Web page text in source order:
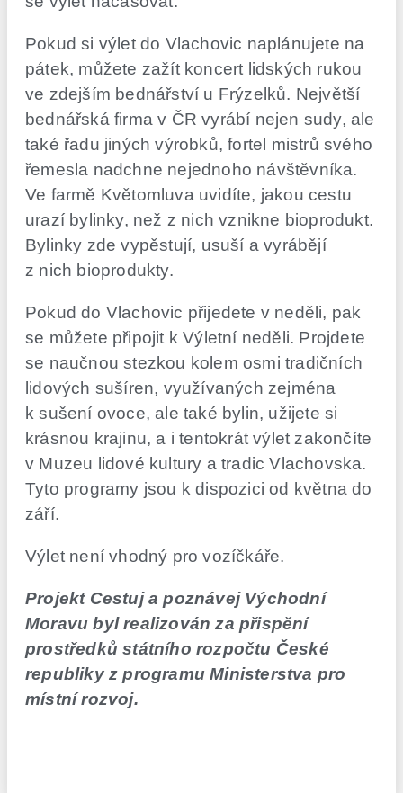
Pokud si výlet do Vlachovic naplánujete na
pátek, můžete zažít koncert lidských rukou
ve zdejším bednářství u Frýzelků. Největší
bednářská firma v ČR vyrábí nejen sudy, ale
také řadu jiných výrobků, fortel mistrů svého
řemesla nadchne nejednoho návštěvníka.
Ve farmě Květomluva uvidíte, jakou cestu
urazí bylinky, než z nich vznikne bioprodukt.
Bylinky zde vypěstují, usuší a vyrábějí
z nich bioprodukty.
Pokud do Vlachovic přijedete v neděli, pak
se můžete připojit k Výletní neděli. Projdete
se naučnou stezkou kolem osmi tradičních
lidových sušíren, využívaných zejména
k sušení ovoce, ale také bylin, užijete si
krásnou krajinu, a i tentokrát výlet zakončíte
v Muzeu lidové kultury a tradic Vlachovska.
Tyto programy jsou k dispozici od května do
září.
Výlet není vhodný pro vozíčkáře.
Projekt Cestuj a poznávej Východní
Moravu byl realizován za přispění
prostředků státního rozpočtu České
republiky z programu Ministerstva pro
místní rozvoj.